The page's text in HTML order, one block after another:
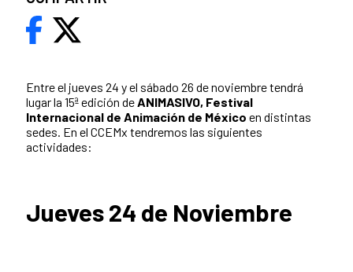
Entre el jueves 24 y el sábado 26 de noviembre tendrá
lugar la 15ª edición deANIMASIVO, Festival
Internacional de Animación de México en distintas
sedes. En el CCEMx tendremos las siguientes
actividades:
Jueves 24 de Noviembre